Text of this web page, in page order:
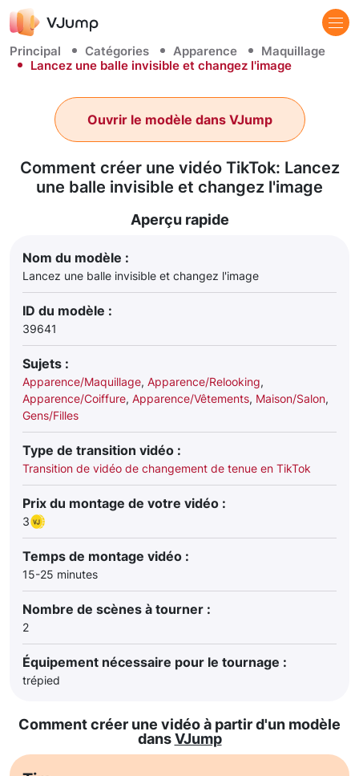
Principal Catégories Apparence
Maquillage
Lancez une balle invisible et changez l'image
Comment créer une vidéo TikTok: Lancez
une balle invisible et changez l'image
Ouvrir le modèle dans VJump
Aperçu rapide
Nom du modèle :
Lancez une balle invisible et changez l'image
ID du modèle :
39641
Sujets :
Apparence/Maquillage, Apparence/Relooking,
Apparence/Coiffure, Apparence/Vêtements, Maison/Salon,
Gens/Filles
Type de transition vidéo :
Transition de vidéo de changement de tenue en TikTok
Prix du montage de votre vidéo :
3
Temps de montage vidéo :
15-25 minutes
Nombre de scènes à tourner :
2
Équipement nécessaire pour le tournage :
trépied
Comment créer une vidéo à partir d'un modèle
dansVJump